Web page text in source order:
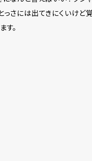
っさには出てきにくいけど
す。